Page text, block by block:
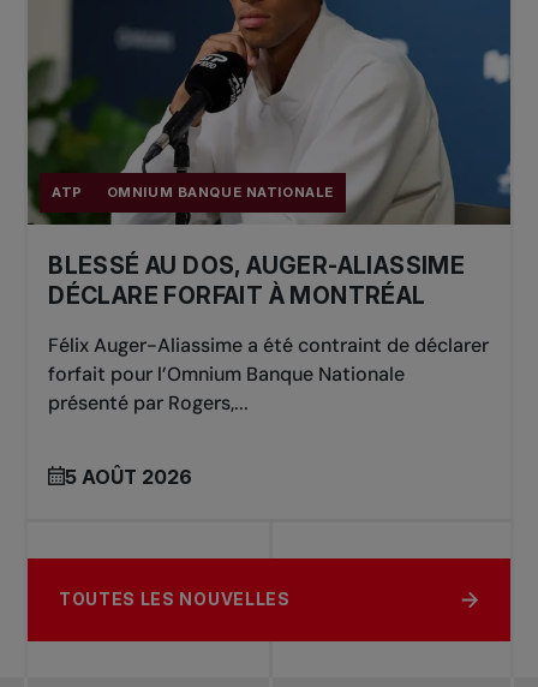
ATP OMNIUM BANQUE NATIONALE
BLESSÉ AU DOS, AUGER-ALIASSIME
DÉCLARE FORFAIT À MONTRÉAL
Félix Auger-Aliassime a été contraint de déclarer
forfait pour l’Omnium Banque Nationale
présenté par Rogers,...
5 AOÛT 2026
TOUTES LES NOUVELLES